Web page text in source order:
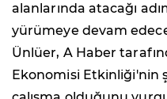
alanlarında atacağı
yürümeye devam
Ünlüer, A Haber
Ekonomisi Etkinliği'nin